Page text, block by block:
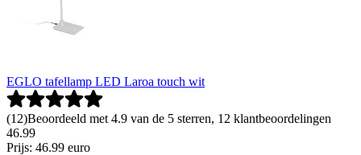
EGLO tafellamp LED Laroa touch wit
(12)Beoordeeld met 4.9 van de 5 sterren, 12 klantbeoordelingen
46.99
Prijs: 46.99 euro